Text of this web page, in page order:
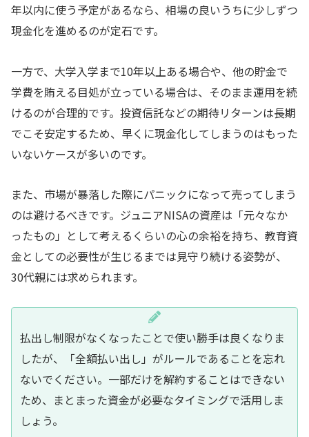
年以内に使う予定があるなら、相場の良いうちに少しずつ
現金化を進めるのが定石です。
一方で、大学入学まで10年以上ある場合や、他の貯金で
学費を賄える目処が立っている場合は、そのまま運用を続
けるのが合理的です。投資信託などの期待リターンは長期
でこそ安定するため、早くに現金化してしまうのはもった
いないケースが多いのです。
また、市場が暴落した際にパニックになって売ってしまう
のは避けるべきです。ジュニアNISAの資産は「元々なか
ったもの」として考えるくらいの心の余裕を持ち、教育資
金としての必要性が生じるまでは見守り続ける姿勢が、
30代親には求められます。
払出し制限がなくなったことで使い勝手は良くなりま
したが、「全額払い出し」がルールであることを忘れ
ないでください。一部だけを解約することはできない
ため、まとまった資金が必要なタイミングで活用しま
しょう。